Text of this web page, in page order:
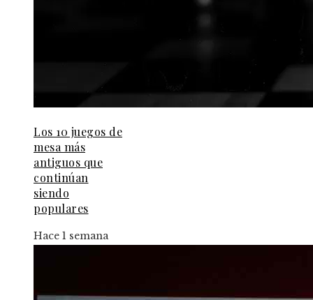
Los 10 juegos de
mesa más
antiguos que
continúan
siendo
populares
Hace 1 semana